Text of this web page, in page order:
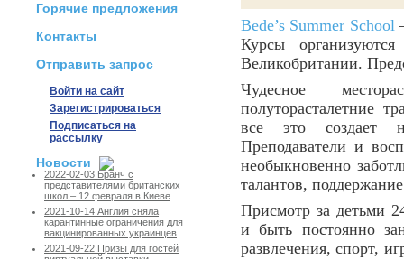
Горячие предложения
Контакты
Отправить запрос
Войти на сайт
Зарегистрироваться
Подписаться на
рассылку
Новости
2022-02-03 Бранч с
представителями британских
школ – 12 февраля в Киеве
2021-10-14 Англия сняла
карантинные ограничения для
вакцинированных украинцев
2021-09-22 Призы для гостей
Bede’s Summer School
Курсы
Великобритании.
Чудесное
полуторасталетние
все это создает
Преподаватели и
необыкновенно
талантов,
Присмотр за детьми
и быть постоянно
развлечения, спорт,